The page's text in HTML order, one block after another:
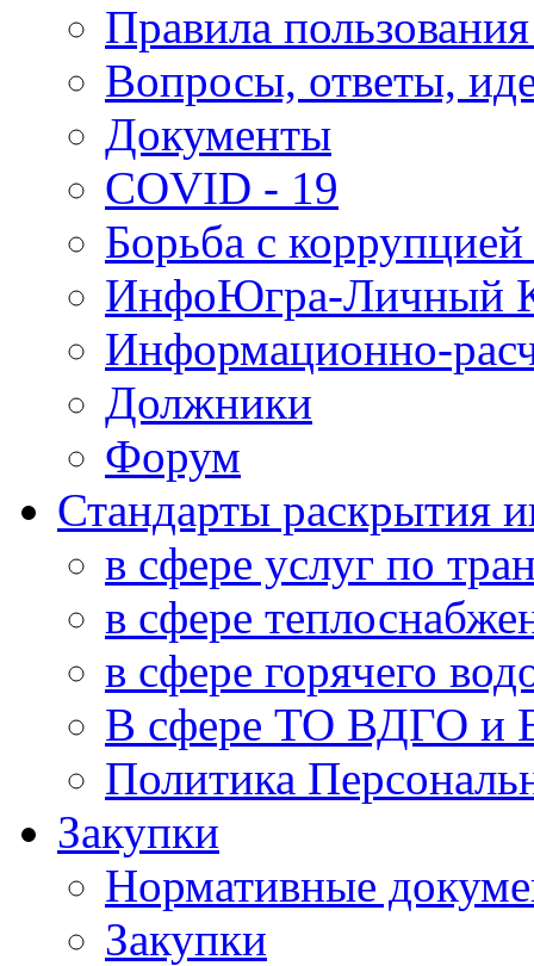
Правила
Вопросы, ответы,
Документы
COVID - 19
Борьба с
ИнфоЮгра-Личный
Информационно-
Должники
Форум
Стандарты раскрытия
в сфере услуг по
в сфере
в сфере горячего
В сфере ТО ВДГО и
Политика
Закупки
Нормативные
Закупки